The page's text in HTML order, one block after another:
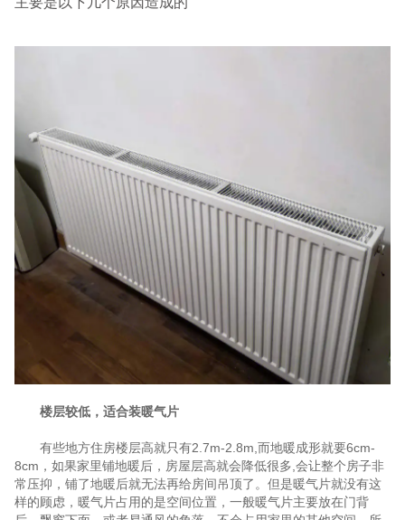
楼层较低，适合装暖气片
有些地方住房楼层高就只有2.7m-2.8m,而地暖成形就要6cm-
8cm，如果家里铺地暖后，房屋层高就会降低很多,会让整个房子非
常压抑，铺了地暖后就无法再给房间吊顶了。但是暖气片就没有这
样的顾虑，暖气片占用的是空间位置，一般暖气片主要放在门背